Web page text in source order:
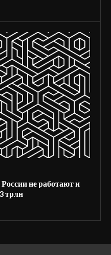
не работают и
трлн